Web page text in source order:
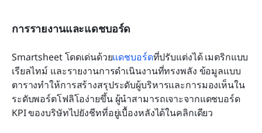
การรายงานและแดชบอร์ด
Smartsheet โดดเด่นด้วยแดชบอร์ดที่ปรับแต่งได้ เมตริกแบบ
เรียลไทม์ และรายงานการดำเนินงานที่ทรงพลัง ข้อมูลแบบ
ตารางทำให้การสร้างสรุประดับผู้บริหารและการมองเห็นใน
ระดับพอร์ตโฟลิโอง่ายขึ้น ผู้นำสามารถเจาะจากแดชบอร์ด
KPI ของบริษัทไปยังชีทที่อยู่เบื้องหลังได้ในคลิกเดียว